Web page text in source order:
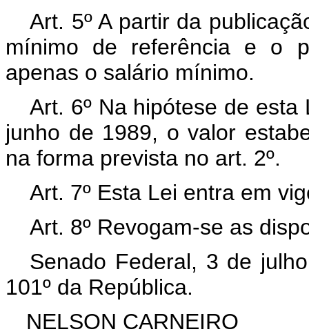
Art. 5º A partir da
mínimo de referência e o
apenas o salário mínimo.
Art. 6º Na hipótese de
junho de 1989, o valor
na forma prevista no art. 2º.
Art. 7º Esta Lei entra em
Art. 8º Revogam-se as
Senado Federal, 3 de
101º da República.
NELSON CARNEIRO